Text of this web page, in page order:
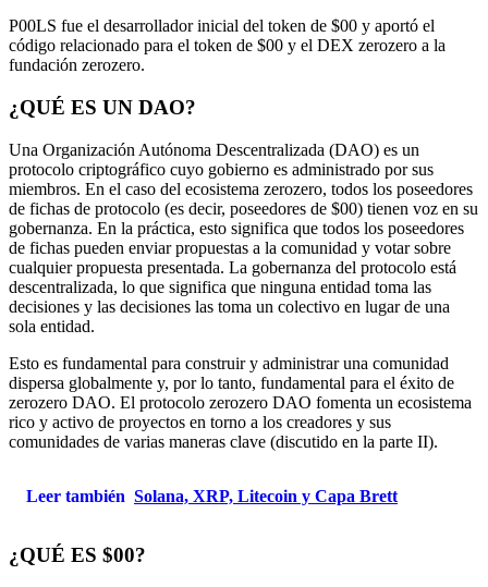
P00LS fue el desarrollador inicial del token de $00 y aportó el
código relacionado para el token de $00 y el DEX zerozero a la
fundación zerozero.
¿QUÉ ES UN DAO?
Una Organización Autónoma Descentralizada (DAO) es un
protocolo criptográfico cuyo gobierno es administrado por sus
miembros. En el caso del ecosistema zerozero, todos los poseedores
de fichas de protocolo (es decir, poseedores de $00) tienen voz en su
gobernanza. En la práctica, esto significa que todos los poseedores
de fichas pueden enviar propuestas a la comunidad y votar sobre
cualquier propuesta presentada. La gobernanza del protocolo está
descentralizada, lo que significa que ninguna entidad toma las
decisiones y las decisiones las toma un colectivo en lugar de una
sola entidad.
Esto es fundamental para construir y administrar una comunidad
dispersa globalmente y, por lo tanto, fundamental para el éxito de
zerozero DAO. El protocolo zerozero DAO fomenta un ecosistema
rico y activo de proyectos en torno a los creadores y sus
comunidades de varias maneras clave (discutido en la parte II).
Leer también Solana, XRP, Litecoin y Capa Brett
¿QUÉ ES $00?